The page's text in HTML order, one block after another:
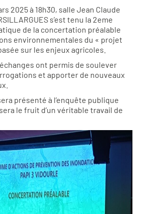
2025 à 18h30, salle Jean Claude
s’est tenu la 2eme
de la concertation préalable
environnementales du « projet
sur les enjeux agricoles.
ont permis de soulever
et apporter de nouveaux
présenté à l’enquête publique
le fruit d’un véritable travail de